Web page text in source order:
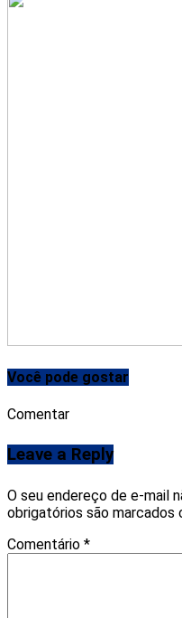
Você pode gostar
Comentar
Leave a Reply
O seu endereço de e-mail
obrigatórios são marcados
Comentário *